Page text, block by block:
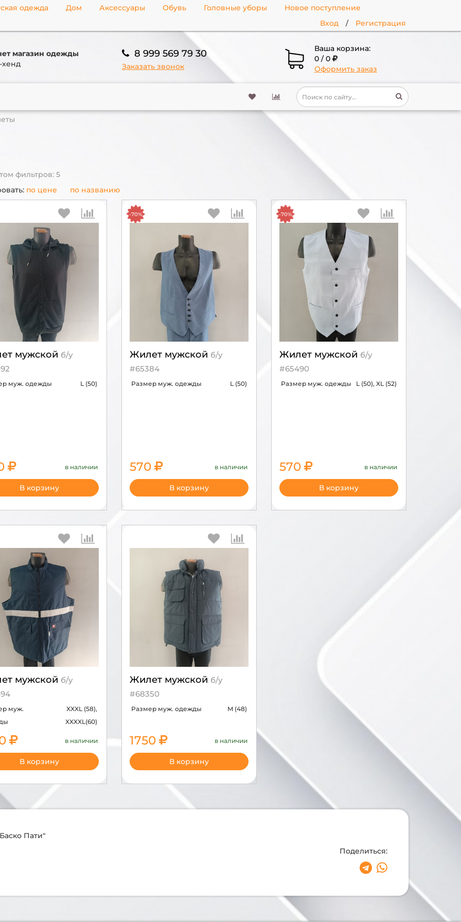
одежда Дом Аксессуары Обувь Головные уборы
Новое поступление
Вход
/ Регистрация
магазин одежды
хенд
8 999 569 79 30
Заказать звонок
Ваша корзина:
0 / 0
Оформить заказ
фильтров: 5
по цене по названию
мужской б/у
муж. одежды L (50)
в наличии
В корзину
Жилет мужской б/у
#65384
Размер муж. одежды L (50)
-70%
570 в наличии
1900
В корзину
Жилет мужской б/у
#65490
Размер муж. одежды L (50), XL (52)
-70%
570 в наличии
1900
В корзину
мужской б/у
муж.
XXXL (58),
XXXXL(60)
в наличии
В корзину
Жилет мужской б/у
#68350
Размер муж. одежды M (48)
1750 в наличии
В корзину
Пати"
Поделиться: